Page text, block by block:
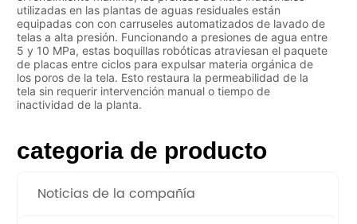
categoria de producto
Noticias de la compañía